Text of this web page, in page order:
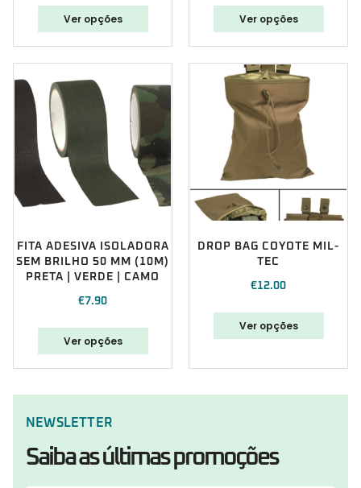
Ver opções Ver opções
FITA ADESIVA ISOLADORA
SEM BRILHO 50 MM (10M)
PRETA | VERDE | CAMO
€7.90
Ver opções
DROP BAG COYOTE MIL-
TEC
€12.00
Ver opções
NEWSLETTER
Saiba as últimas promoções